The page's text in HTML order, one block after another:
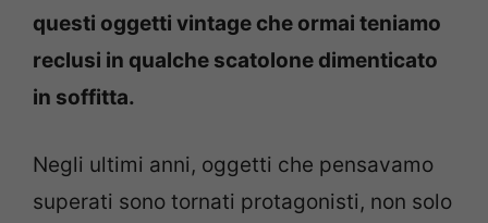
questi oggetti vintage che ormai teniamo
reclusi in qualche scatolone dimenticato
in soffitta.
Negli ultimi anni, oggetti che pensavamo
superati sono tornati protagonisti, non solo